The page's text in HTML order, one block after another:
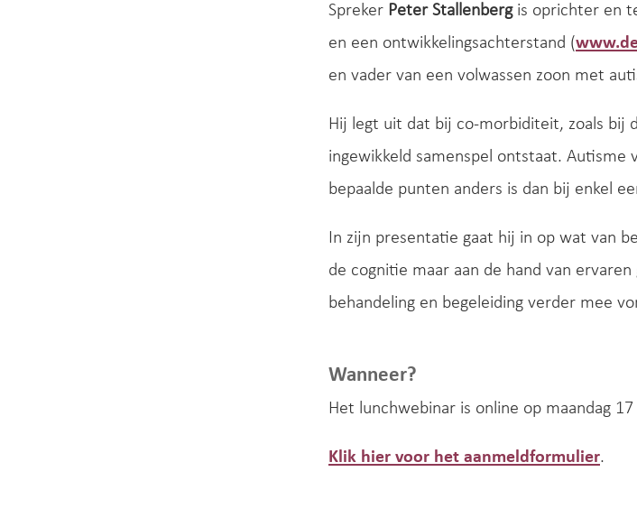
Spreker Peter Stallenbergis oprichter en
en een ontwikkelingsachterstand (
en vader van een volwassen zoon met
Hij legt uit dat bij co-morbiditeit, zoals bij
ingewikkeld samenspel ontstaat. Autisme
bepaalde punten anders is dan bij enkel
In zijn presentatie gaat hij in op wat van
de cognitie maar aan de hand van
behandeling en begeleiding verder mee
Wanneer?
Het lunchwebinar is online op maandag
Klik hier voor het aanmeldformulier.